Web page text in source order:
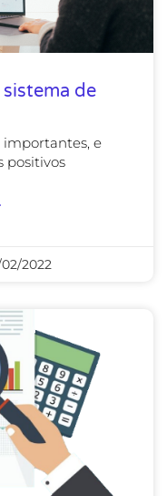
de
importantes, e
positivos
2022